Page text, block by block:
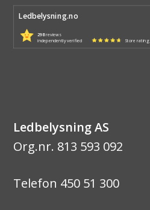
Ledbelysning.no
298reviews
independently verified Store rating
Ledbelysning AS
Org.nr. 813 593 092
Telefon 450 51 300